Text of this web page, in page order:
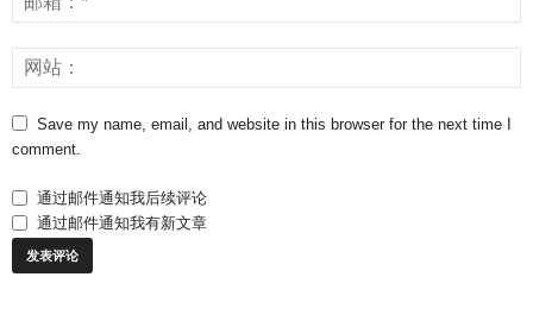
Save my name, email, and website in this browser for the next time I
comment.
通过邮件通知我后续评论
通过邮件通知我有新文章